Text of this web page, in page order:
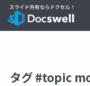
タグ #topic